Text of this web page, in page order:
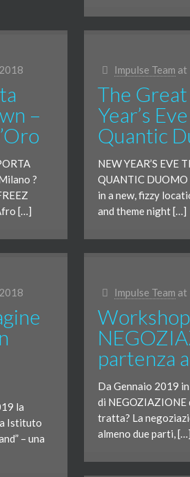
–
?
[…]
Impulse Team at
The
Year’s
Quantic
NEW YEAR’S EVE
QUANTIC
in a new, fizzy
and theme night […]
la
Istituto
– una
Impulse Team at
Workshop
partenza
Da Gennaio 2019
di NEGOZIAZIONE
tratta? La
almeno due parti, […]